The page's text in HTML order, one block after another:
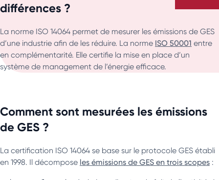
différences ?
La norme ISO 14064 permet de mesurer les émissions de GES
d’une industrie afin de les réduire. La norme ISO 50001 entre
en complémentarité. Elle certifie la mise en place d’un
système de management de l’énergie efficace.
Comment sont mesurées les émissions
de GES ?
La certification ISO 14064 se base sur le protocole GES établi
en 1998. Il décompose les émissions de GES en trois scopes :